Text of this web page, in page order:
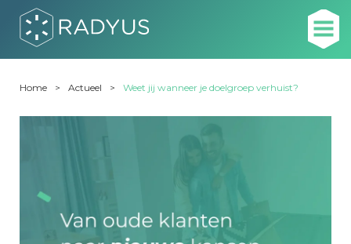
Home Actueel Weet jij wanneer je doelgroep verhuist?